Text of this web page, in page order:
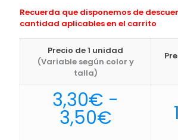
Recuerda que disponemos de
cantidad aplicables en el carrito
Precio de 1 unidad
(Variable según color y
talla)
3,30€ -
3,50€Rango